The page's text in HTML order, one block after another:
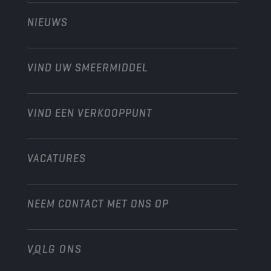
Moto’s & ATV
Industrie
Scheepvaart
Technology
Ontdek onze motorsportpartners
Personenwagens
Motorfiets
Heavy-Duty
NIEUWS
VIND UW SMEERMIDDEL
VIND EEN VERKOOPPUNT
VACATURES
NEEM CONTACT MET ONS OP
info@championlubes.com
VOLG ONS